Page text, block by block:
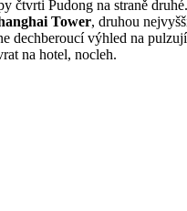
čtvrti Pudong na straně
Tower, druhou
dechberoucí výhled na
na hotel, nocleh.